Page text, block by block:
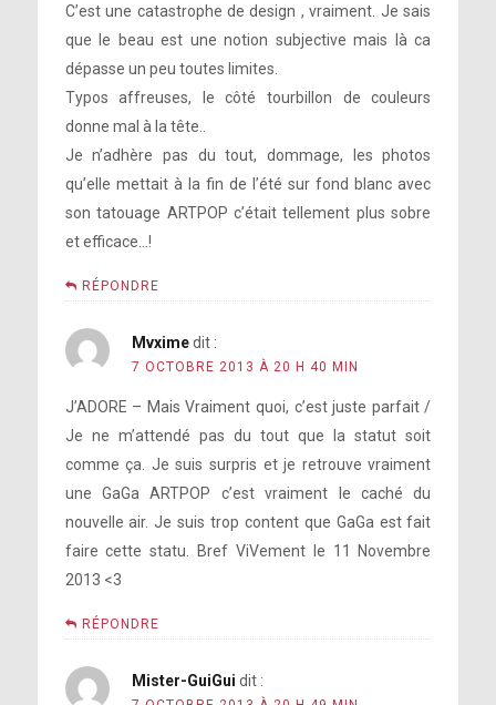
C’est une catastrophe de design , vraiment. Je sais
que le beau est une notion subjective mais là ca
dépasse un peu toutes limites.
Typos affreuses, le côté tourbillon de couleurs
donne mal à la tête..
Je n’adhère pas du tout, dommage, les photos
qu’elle mettait à la fin de l’été sur fond blanc avec
son tatouage ARTPOP c’était tellement plus sobre
et efficace…!
RÉPONDRE
Mvxime dit :
7 OCTOBRE 2013 À 20 H 40 MIN
J’ADORE – Mais Vraiment quoi, c’est juste parfait /
Je ne m’attendé pas du tout que la statut soit
comme ça. Je suis surpris et je retrouve vraiment
une GaGa ARTPOP c’est vraiment le caché du
nouvelle air. Je suis trop content que GaGa est fait
faire cette statu. Bref ViVement le 11 Novembre
2013 <3
RÉPONDRE
Mister-GuiGui dit :